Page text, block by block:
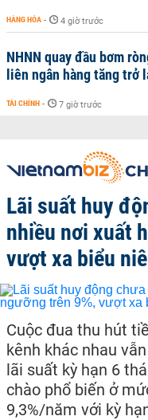
HÀNG HÓA - 4 giờ trước
NHNN quay đầu bơm
liên ngân hàng tăng trở
TÀI CHÍNH - 7 giờ trước
Lãi suất huy
nhiều nơi xuất
vượt xa biểu
Cuộc đua thu hút
kênh khác nhau
lãi suất kỳ hạn 6
chào phổ biến ở
9,3%/năm với kỳ